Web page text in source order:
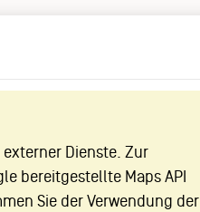
Dienste. Zur
bereitgestellte Maps API
Sie der Verwendung der